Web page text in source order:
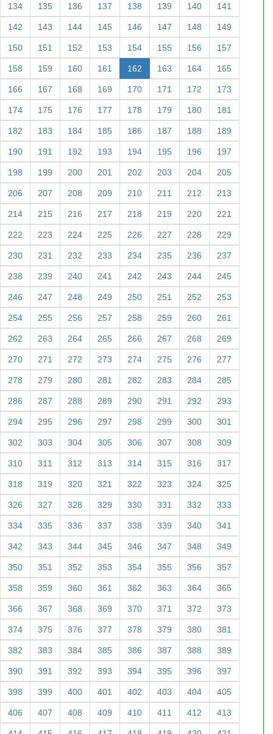
134 135 136 137 138 139 140 141
142 143 144 145 146 147 148 149
150 151 152 153 154 155 156 157
158 159 160 161 162 163 164 165
166 167 168 169 170 171 172 173
174 175 176 177 178 179 180 181
182 183 184 185 186 187 188 189
190 191 192 193 194 195 196 197
198 199 200 201 202 203 204 205
206 207 208 209 210 211 212 213
214 215 216 217 218 219 220 221
222 223 224 225 226 227 228 229
230 231 232 233 234 235 236 237
238 239 240 241 242 243 244 245
246 247 248 249 250 251 252 253
254 255 256 257 258 259 260 261
262 263 264 265 266 267 268 269
270 271 272 273 274 275 276 277
278 279 280 281 282 283 284 285
286 287 288 289 290 291 292 293
294 295 296 297 298 299 300 301
302 303 304 305 306 307 308 309
310 311 312 313 314 315 316 317
318 319 320 321 322 323 324 325
326 327 328 329 330 331 332 333
334 335 336 337 338 339 340 341
342 343 344 345 346 347 348 349
350 351 352 353 354 355 356 357
358 359 360 361 362 363 364 365
366 367 368 369 370 371 372 373
374 375 376 377 378 379 380 381
382 383 384 385 386 387 388 389
390 391 392 393 394 395 396 397
398 399 400 401 402 403 404 405
406 407 408 409 410 411 412 413